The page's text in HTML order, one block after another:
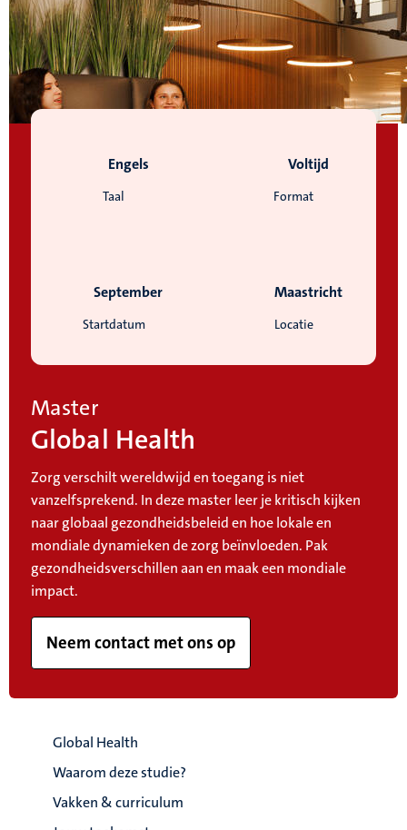
Taal
Engels
Format
Voltijd
Startdatum
September
Locatie
Maastricht
Master
Global Health
Zorg verschilt wereldwijd en toegang is niet
vanzelfsprekend. In deze master leer je kritisch kijken
naar globaal gezondheidsbeleid en hoe lokale en
mondiale dynamieken de zorg beïnvloeden. Pak
gezondheidsverschillen aan en maak een mondiale
impact.
Neem contact met ons op
Global Health
Waarom deze studie?
Vakken & curriculum